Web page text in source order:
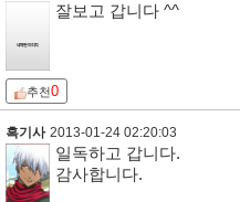
잘보고 갑니다 ^^
추천0
흑기사 2013-01-24 02:20:03
일독하고 갑니다.
감사합니다.